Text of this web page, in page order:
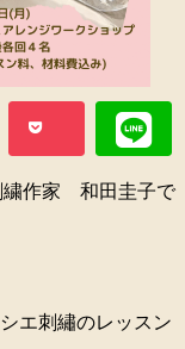
繍作家 和田圭子で
エ刺繡のレッスン